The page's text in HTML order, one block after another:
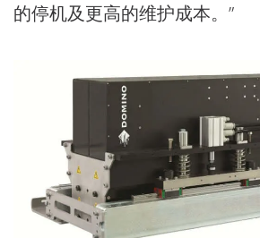
的停机及更高的维护成本。”